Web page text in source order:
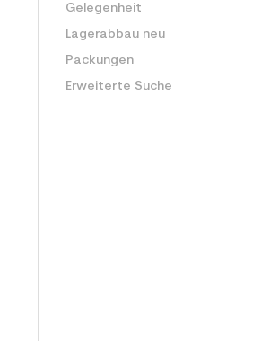
Gelegenheit
Lagerabbau neu
Packungen
Erweiterte Suche